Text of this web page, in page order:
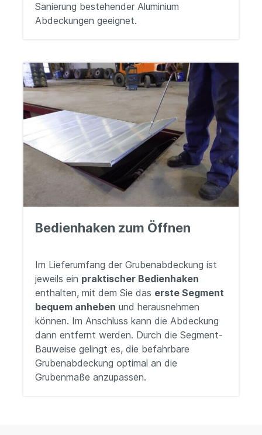
Sanierung bestehender Aluminium
Abdeckungen geeignet.
Bedienhaken zum Öffnen
Im Lieferumfang der Grubenabdeckung ist
jeweils ein praktischer Bedienhaken
enthalten, mit dem Sie das erste Segment
bequem anheben und herausnehmen
können. Im Anschluss kann die Abdeckung
dann entfernt werden. Durch die Segment-
Bauweise gelingt es, die befahrbare
Grubenabdeckung optimal an die
Grubenmaße anzupassen.